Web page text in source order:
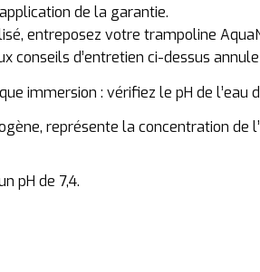
de la garantie.
entreposez votre trampoline
conseils d’entretien ci-dessus
immersion : vérifiez le pH de l’eau
représente la concentration
pH de 7,4.